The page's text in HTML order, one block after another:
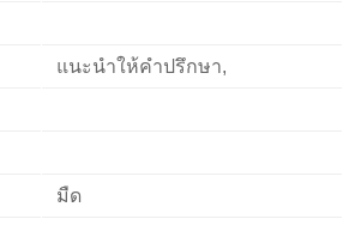
แนะนำให้คำปรึกษา,
มืด